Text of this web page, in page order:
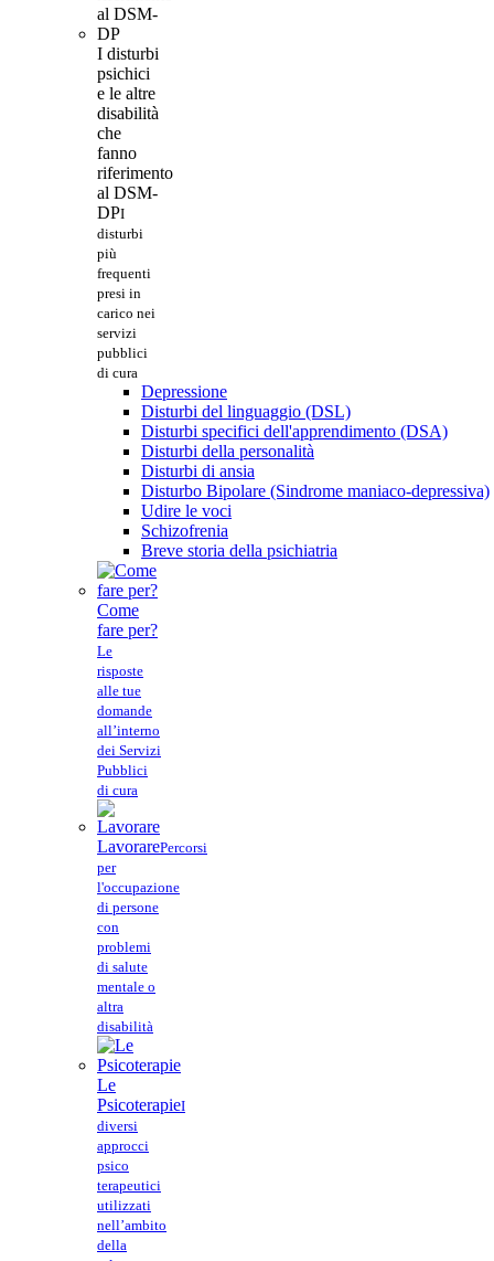
I disturbi
psichici
e le altre
disabilità
che
fanno
riferimento
al DSM-
DPI
disturbi
più
frequenti
presi in
carico nei
servizi
pubblici
di cura
Depressione
Disturbi del linguaggio (DSL)
Disturbi specifici dell'apprendimento (DSA)
Disturbi della personalità
Disturbi di ansia
Disturbo Bipolare (Sindrome maniaco-depressiva)
Udire le voci
Schizofrenia
Breve storia della psichiatria
Come
fare per?
Le
risposte
alle tue
domande
all’interno
dei Servizi
Pubblici
di cura
LavorarePercorsi
per
l'occupazione
di persone
con
problemi
di salute
mentale o
altra
disabilità
Le
PsicoterapieI
diversi
approcci
psico
terapeutici
utilizzati
nell’ambito
della